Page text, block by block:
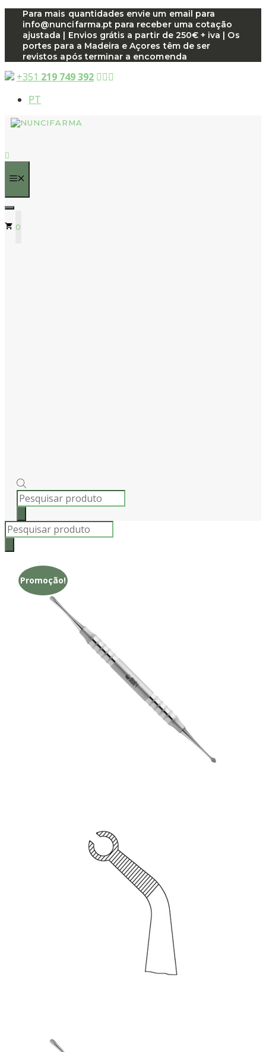
Saltar
para
conteúdo
Para mais quantidades envie um email para
info@nuncifarma.pt para receber uma cotação
ajustada | Envios grátis a partir de 250€ + iva | Os
portes para a Madeira e Açores têm de ser
revistos após terminar a encomenda
+351 219 749 392
PT
0
PRODUCTS
SEARCH
Products
search
Promoção!